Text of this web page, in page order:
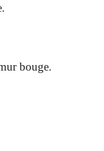
bouge.